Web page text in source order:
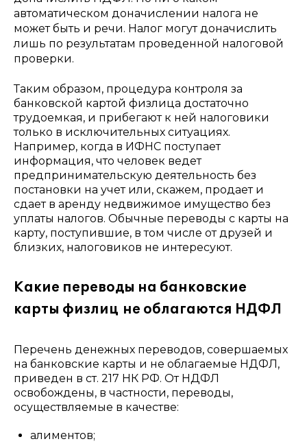
автоматическом доначислении налога не
может быть и речи. Налог могут доначислить
лишь по результатам проведенной налоговой
проверки.
Таким образом, процедура контроля за
банковской картой физлица достаточно
трудоемкая, и прибегают к ней налоговики
только в исключительных ситуациях.
Например, когда в ИФНС поступает
информация, что человек ведет
предпринимательскую деятельность без
постановки на учет или, скажем, продает и
сдает в аренду недвижимое имущество без
уплаты налогов. Обычные переводы с карты на
карту, поступившие, в том числе от друзей и
близких, налоговиков не интересуют.
Какие переводы на банковские
карты физлиц не облагаются НДФЛ
Перечень денежных переводов, совершаемых
на банковские карты и не облагаемые НДФЛ,
приведен в ст. 217 НК РФ. От НДФЛ
освобождены, в частности, переводы,
осуществляемые в качестве:
алиментов;